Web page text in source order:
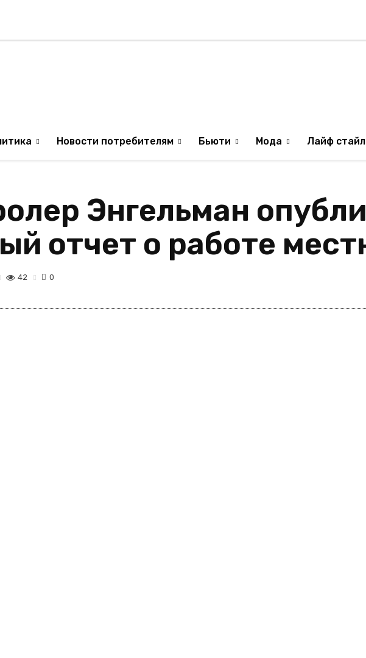
Новости потребителям Бьюти Мода Лайф стайл
Энгельман
отчет о работе
42 0